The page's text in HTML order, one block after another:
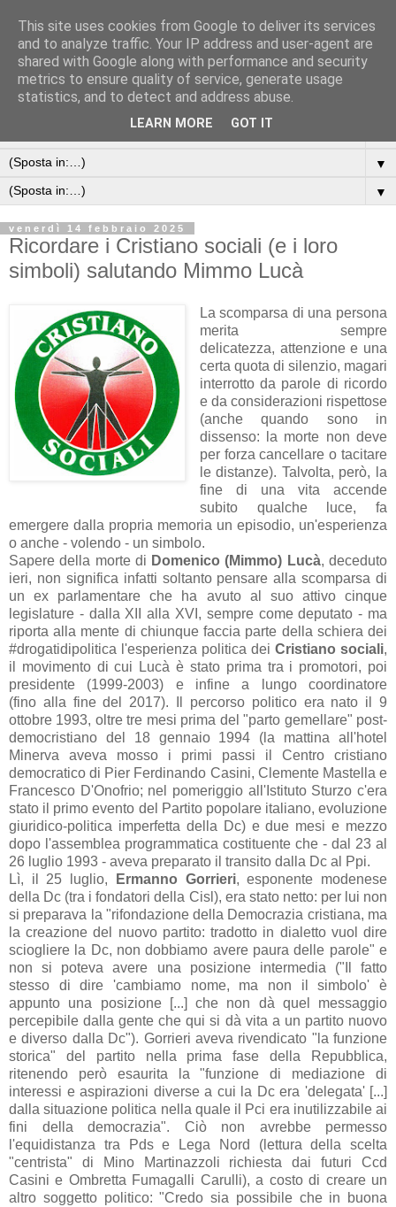
▼
▼
venerdì 14 febbraio 2025
Ricordare i Cristiano sociali (e i loro
simboli) salutando Mimmo Lucà
La scomparsa di una persona
merita sempre
delicatezza, attenzione e una
certa quota di silenzio, magari
interrotto da parole di ricordo
e da considerazioni rispettose
(anche quando sono in
dissenso: la morte non deve
per forza cancellare o tacitare
le distanze). Talvolta, però, la
fine di una vita accende
subito qualche luce, fa
emergere dalla propria memoria un episodio, un'esperienza
o anche - volendo - un simbolo.
Sapere della morte di Domenico (Mimmo) Lucà, deceduto
ieri, non significa infatti soltanto pensare alla scomparsa di
un ex parlamentare che ha avuto al suo attivo cinque
legislature - dalla XII alla XVI, sempre come deputato - ma
riporta alla mente di chiunque faccia parte della schiera dei
#drogatidipolitica l'esperienza politica dei Cristiano sociali,
il movimento di cui Lucà è stato prima tra i promotori, poi
presidente (1999-2003) e infine a lungo coordinatore
(fino alla fine del 2017). Il percorso politico era nato il 9
ottobre 1993, oltre tre mesi prima del "parto gemellare" post-
democristiano del 18 gennaio 1994 (la mattina all'hotel
Minerva aveva mosso i primi passi il Centro cristiano
democratico di Pier Ferdinando Casini, Clemente Mastella e
Francesco D'Onofrio; nel pomeriggio all'Istituto Sturzo c'era
stato il primo evento del Partito popolare italiano, evoluzione
giuridico-politica imperfetta della Dc) e due mesi e mezzo
dopo l'assemblea programmatica costituente che - dal 23 al
26 luglio 1993 - aveva preparato il transito dalla Dc al Ppi.
Lì, il 25 luglio,
Ermanno Gorrieri, esponente modenese
della Dc (tra i fondatori della Cisl), era stato netto: per lui non
si preparava la "rifondazione della Democrazia cristiana, ma
la creazione del nuovo partito: tradotto in dialetto vuol dire
sciogliere la Dc, non dobbiamo avere paura delle parole" e
non si poteva avere una posizione intermedia ("Il fatto
stesso di dire 'cambiamo nome, ma non il simbolo' è
appunto una posizione [...] che non dà quel messaggio
percepibile dalla gente che qui si dà vita a un partito nuovo
e diverso dalla Dc"). Gorrieri aveva rivendicato "la funzione
storica" del partito nella prima fase della Repubblica,
ritenendo però esaurita la "funzione di mediazione di
interessi e aspirazioni diverse a cui la Dc era 'delegata' [...]
dalla situazione politica nella quale il Pci era inutilizzabile ai
fini della democrazia". Ciò non avrebbe permesso
l'equidistanza tra Pds e Lega Nord (lettura della scelta
"centrista" di Mino Martinazzoli richiesta dai futuri Ccd
Casini e Ombretta Fumagalli Carulli), a costo di creare un
altro soggetto politico: "Credo sia possibile che in buona
This site uses cookies from Google to deliver its services
and to analyze traffic. Your IP address and user-agent are
shared with Google along with performance and security
metrics to ensure quality of service, generate usage
statistics, and to detect and address abuse.
LEARN MORE GOT IT